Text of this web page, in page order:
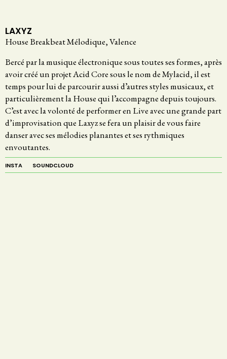
LAXYZ
House Breakbeat Mélodique, Valence
Bercé par la musique électronique sous toutes ses formes, après
avoir créé un projet Acid Core sous le nom de Mylacid, il est
temps pour lui de parcourir aussi d’autres styles musicaux, et
particulièrement la House qui l’accompagne depuis toujours.
C’est avec la volonté de performer en Live avec une grande part
d’improvisation que Laxyz se fera un plaisir de vous faire
danser avec ses mélodies planantes et ses rythmiques
envoutantes.
INSTA SOUNDCLOUD